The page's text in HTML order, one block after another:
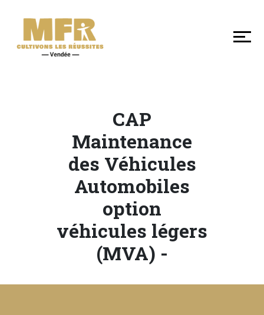
DÉCOUVRIR
NOS
MFR
NOTRE
CAP
Maintenance
des Véhicules
Automobiles
option
véhicules légers
(MVA) -